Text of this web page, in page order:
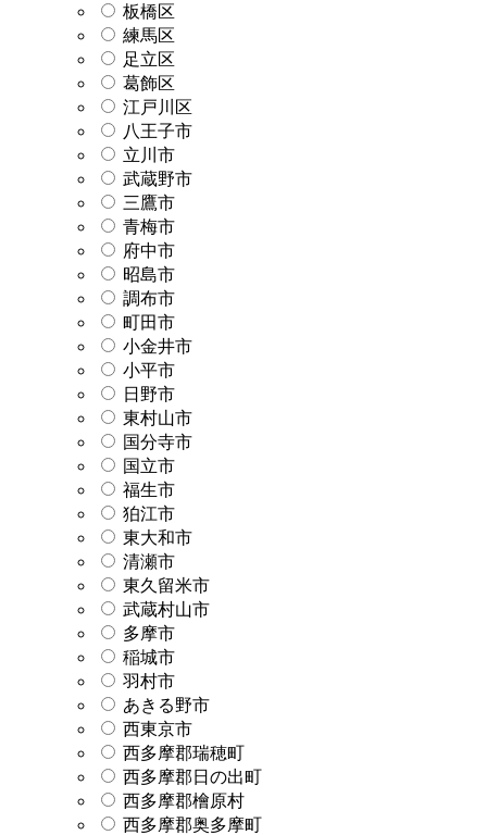
板橋区
練馬区
足立区
葛飾区
江戸川区
八王子市
立川市
武蔵野市
三鷹市
青梅市
府中市
昭島市
調布市
町田市
小金井市
小平市
日野市
東村山市
国分寺市
国立市
福生市
狛江市
東大和市
清瀬市
東久留米市
武蔵村山市
多摩市
稲城市
羽村市
あきる野市
西東京市
西多摩郡瑞穂町
西多摩郡日の出町
西多摩郡檜原村
西多摩郡奥多摩町